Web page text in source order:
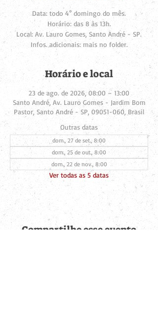
Data: todo 4° domingo do mês.
Horário: das 8 às 13h.
Local: Av. Lauro Gomes, Santo André - SP.
Infos. adicionais: mais no folder.
Horário e local
23 de ago. de 2026, 08:00 – 13:00
Santo André, Av. Lauro Gomes - Jardim Bom
Pastor, Santo André - SP, 09051-060, Brasil
Outras datas
dom., 27 de set., 8:00
dom., 25 de out., 8:00
dom., 22 de nov., 8:00
Ver todas as 5 datas
Compartilhe esse evento